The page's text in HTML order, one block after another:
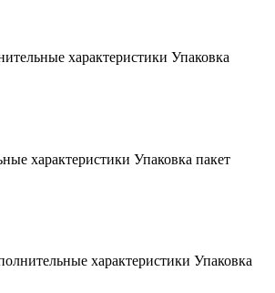
характеристики Упаковка
характеристики Упаковка пакет
характеристики Упаковка